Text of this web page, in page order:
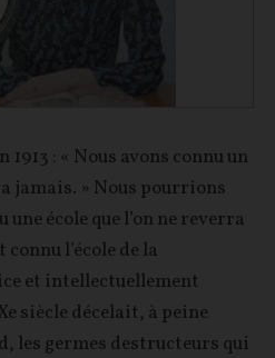
: « Nous avons connu un
jamais. » Nous pourrions
une école que l’on ne reverra
l’école de la
et intellectuellement
siècle décelait, à peine
les germes destructeurs qui